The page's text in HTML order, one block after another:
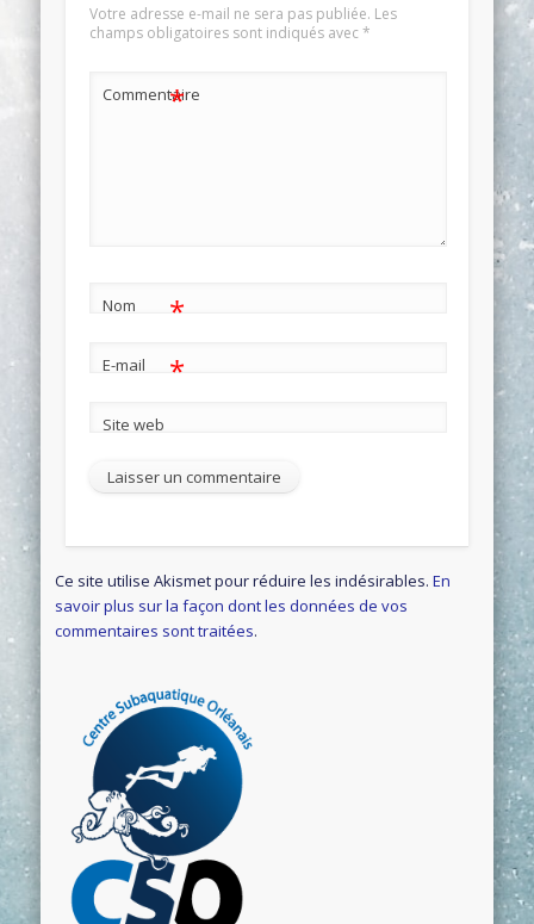
Votre adresse e-mail ne sera pas publiée. Les
champs obligatoires sont indiqués avec*
Commentaire
*
Nom *
E-mail *
Site web
Ce site utilise Akismet pour réduire les indésirables.En
savoir plus sur la façon dont les données de vos
commentaires sont traitées.